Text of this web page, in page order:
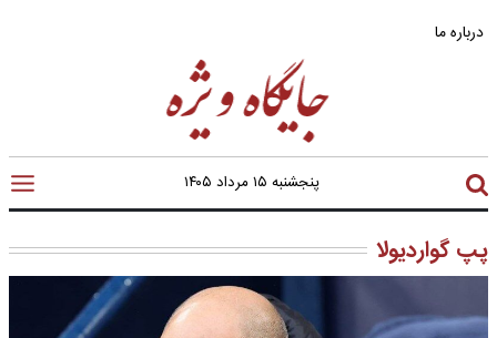
درباره ما
پنجشنبه ۱۵ مرداد ۱۴۰۵
پپ گواردیولا